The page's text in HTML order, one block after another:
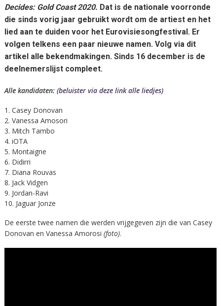
Decides: Gold Coast 2020. Dat is de nationale voorronde
die sinds vorig jaar gebruikt wordt om de artiest en het
lied aan te duiden voor het Eurovisiesongfestival. Er
volgen telkens een paar nieuwe namen. Volg via dit
artikel alle bekendmakingen. Sinds 16 december is de
deelnemerslijst compleet.
Alle kandidaten: (beluister via deze link alle liedjes)
Casey Donovan
Vanessa Amosori
Mitch Tambo
iOTA
Montaigne
Didirri
Diana Rouvas
Jack Vidgen
Jordan-Ravi
Jaguar Jonze
De eerste twee namen die werden vrijgegeven zijn die van Casey
Donovan en Vanessa Amorosi (foto).